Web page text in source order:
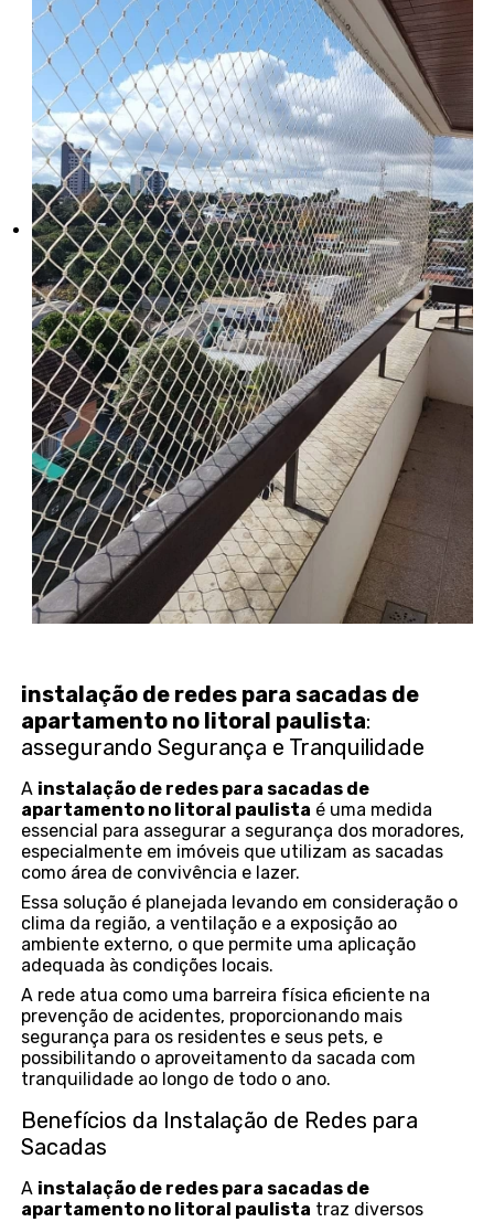
instalação de redes para sacadas de
apartamento no litoral paulista:
assegurando Segurança e Tranquilidade
A instalação de redes para sacadas de
apartamento no litoral paulista é uma medida
essencial para assegurar a segurança dos moradores,
especialmente em imóveis que utilizam as sacadas
como área de convivência e lazer.
Essa solução é planejada levando em consideração o
clima da região, a ventilação e a exposição ao
ambiente externo, o que permite uma aplicação
adequada às condições locais.
A rede atua como uma barreira física eficiente na
prevenção de acidentes, proporcionando mais
segurança para os residentes e seus pets, e
possibilitando o aproveitamento da sacada com
tranquilidade ao longo de todo o ano.
Benefícios da Instalação de Redes para
Sacadas
A instalação de redes para sacadas de
apartamento no litoral paulista traz diversos